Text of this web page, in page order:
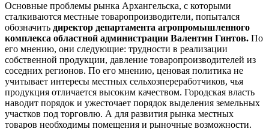
Основные проблемы рынка Архангельска, с которыми
сталкиваются местные товаропроизводители, попытался
обозначить директор департамента агропромышленного
комплекса областной администрации Валентин Гинтов. По
его мнению, они следующие: трудности в реализации
собственной продукции, давление товаропроизводителей из
соседних регионов. По его мнению, ценовая политика не
учитывает интересы местных сельхозпереработчиков, чья
продукция отличается высоким качеством. Городская власть
наводит порядок и ужесточает порядок выделения земельных
участков под торговлю. А для развития рынка местных
товаров необходимы помещения и рыночные возможности.